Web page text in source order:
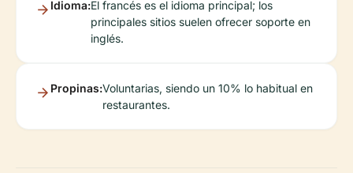
Idioma:El francés es el idioma principal; los
principales sitios suelen ofrecer soporte en
inglés.
Propinas:Voluntarias, siendo un 10% lo habitual en
restaurantes.